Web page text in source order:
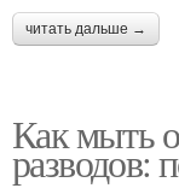
читать дальше →
Как мыть
разводов: